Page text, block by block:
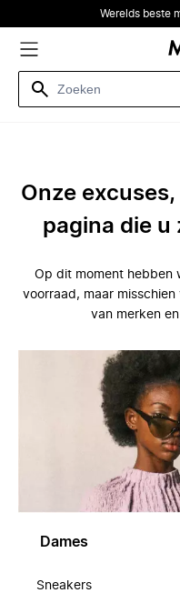
Werelds beste
Onze
pagina die u
Op dit moment hebben
voorraad, maar
van merken
Dames
Sneakers